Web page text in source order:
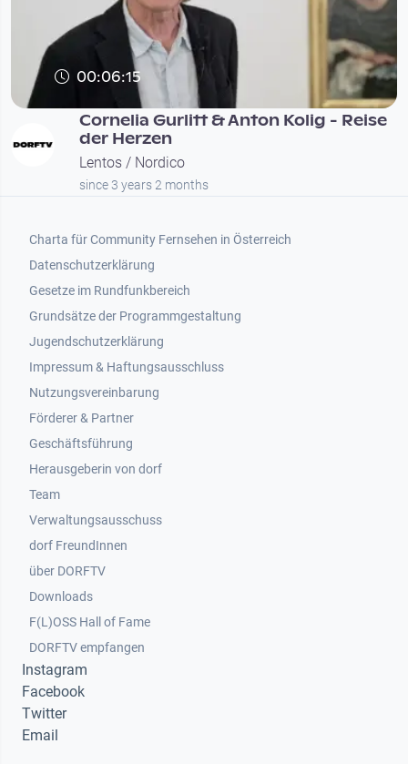
00:06:15
Cor­ne­lia Gur­litt & Anton Kolig - Rei­se
der Herzen
Lentos / Nordico
since 3 years 2 months
Footer 1
Charta für Community Fernsehen in Österreich
Datenschutzerklärung
Gesetze im Rundfunkbereich
Grundsätze der Programmgestaltung
Jugendschutzerklärung
Impressum & Haftungsausschluss
Nutzungsvereinbarung
Footer 2
Förderer & Partner
Geschäftsführung
Herausgeberin von dorf
Team
Verwaltungsausschuss
dorf FreundInnen
Footer 3
über DORFTV
Downloads
F(L)OSS Hall of Fame
Footer 4
DORFTV empfangen
Instagram
Facebook
Twitter
Email